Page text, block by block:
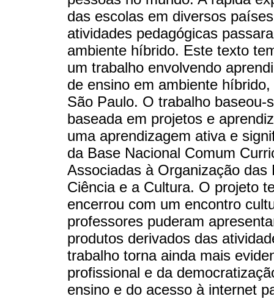
das escolas em diversos
atividades pedagógicas
ambiente híbrido. Este texto
um trabalho envolvendo
de ensino em ambiente
São Paulo. O trabalho
baseada em projetos e
uma aprendizagem ativa e
da Base Nacional Comum
Associadas à Organização
Ciência e a Cultura. O projeto
encerrou com um encontro
professores puderam
produtos derivados das
trabalho torna ainda mais
profissional e da
ensino e do acesso à internet